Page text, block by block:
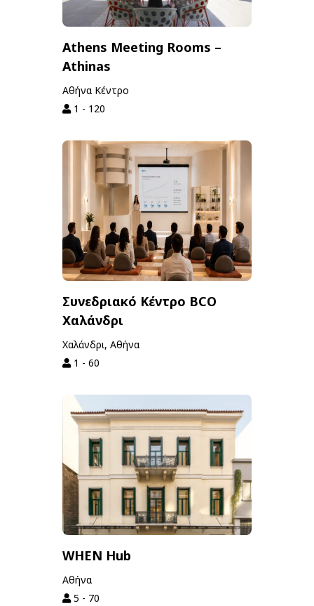
Athens Meeting Rooms –
Athinas
Αθήνα Κέντρο
1 - 120
Συνεδριακό Κέντρο BCO
Χαλάνδρι
Χαλάνδρι, Αθήνα
1 - 60
WHEN Hub
Αθήνα
5 - 70